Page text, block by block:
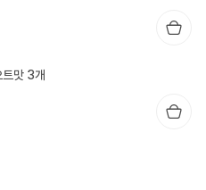
맛 3개